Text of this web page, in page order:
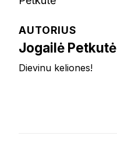
AUTORIUS
Jogailė Petkutė
Dievinu keliones!